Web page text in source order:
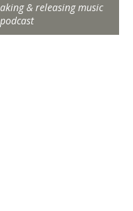
& releasing music